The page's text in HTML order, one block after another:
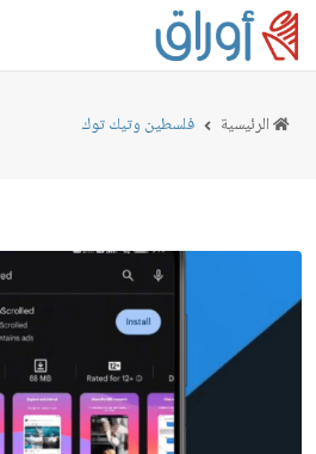
الرئيسية فلسطين وتيك توك